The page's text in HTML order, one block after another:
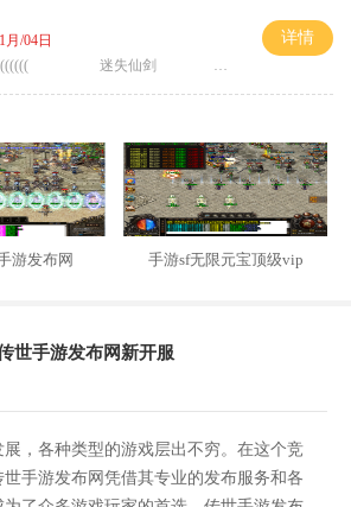
月/04日
迷失仙剑 )))))
详情
游发布网 手游sf无限元宝顶级vip
世手游发布网新开服
，各种类型的游戏层出不穷。在这个竞
手游发布网凭借其专业的发布服务和各